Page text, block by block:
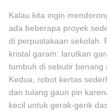
Kalau kita ingin
ada beberapa proyek
di perpustakaan sekolah.
kristal garam: larutkan
tumbuh di sebutir benang
Kedua, robot kertas
dan tulang gaun pin
kecil untuk gerak-gerik